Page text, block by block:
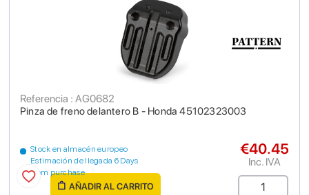
Pinza de freno delantero B - Honda 45102323003
Referencia : AG0682
Stock en almacén europeo
Estimación de llegada 6 Days
from purchase
€40.45
Inc. IVA
AÑADIR AL CARRITO